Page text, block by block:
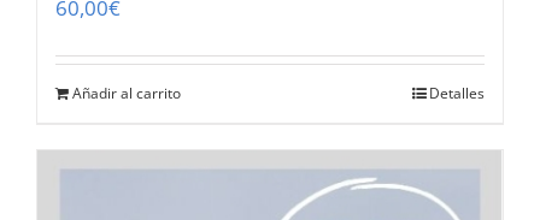
60,00€
Añadir al carrito Detalles